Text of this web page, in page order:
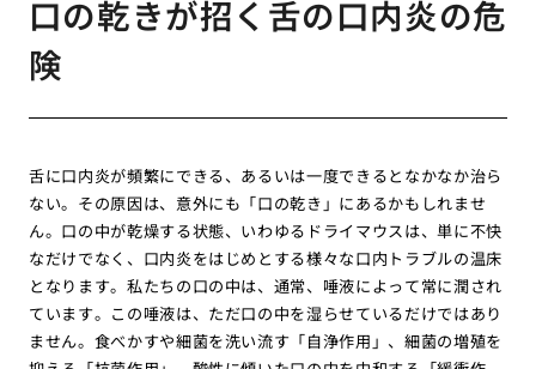
口の乾きが招く舌の口内炎の危
険
舌に口内炎が頻繁にできる、あるいは一度できるとなかなか治ら
ない。その原因は、意外にも「口の乾き」にあるかもしれませ
ん。口の中が乾燥する状態、いわゆるドライマウスは、単に不快
なだけでなく、口内炎をはじめとする様々な口内トラブルの温床
となります。私たちの口の中は、通常、唾液によって常に潤され
ています。この唾液は、ただ口の中を湿らせているだけではあり
ません。食べかすや細菌を洗い流す「自浄作用」、細菌の増殖を